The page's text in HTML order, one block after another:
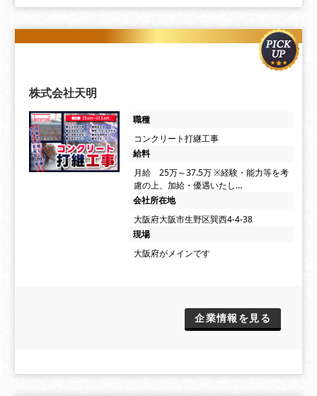
株式会社天明
職種
コンクリート打継工事
給料
月給 25万～37.5万 ※経験・能力等を考
慮の上、加給・優遇いたし…
会社所在地
大阪府大阪市生野区巽西4-4-38
現場
大阪府がメインです
企業情報を見る